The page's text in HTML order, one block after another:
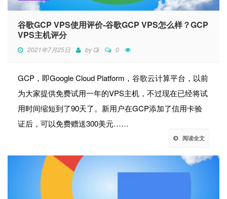
谷歌GCP VPS使用评价-谷歌GCP VPS怎么样？GCP
VPS主机评分
2021年7月25日 byQi 0
GCP，即Google Cloud Platform，谷歌云计算平台，以前
为大家提供免费试用一年的VPS主机，不过现在已经将试
用时间缩短到了90天了。新用户在GCP添加了信用卡验
证后，可以免费赠送300美元……
阅读全文